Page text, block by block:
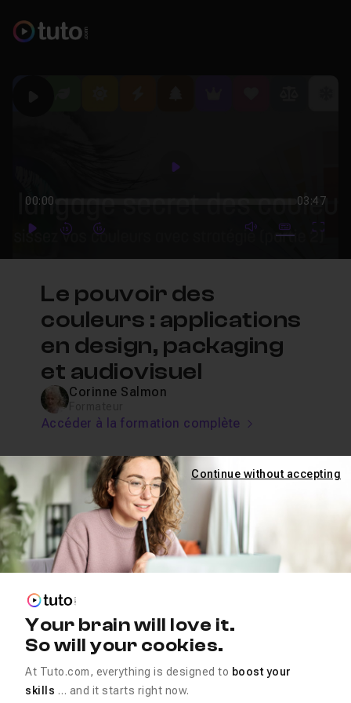
Play
00:00 03:47
PlayForwardForward mute video
Subtitles
Le pouvoir des
couleurs : applications
en design, packaging
et audiovisuel
Corinne Salmon
Accéder à la formation complète